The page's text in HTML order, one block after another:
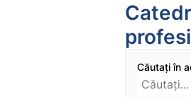
Căutați în